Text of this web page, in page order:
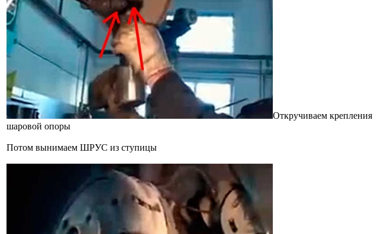
Откручиваем крепления
шаровой опоры
Потом вынимаем ШРУС из ступицы